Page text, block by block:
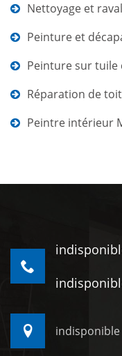
Nettoyage et
Peinture et
Peinture sur
Réparation de
Peintre intérieur
indisponible